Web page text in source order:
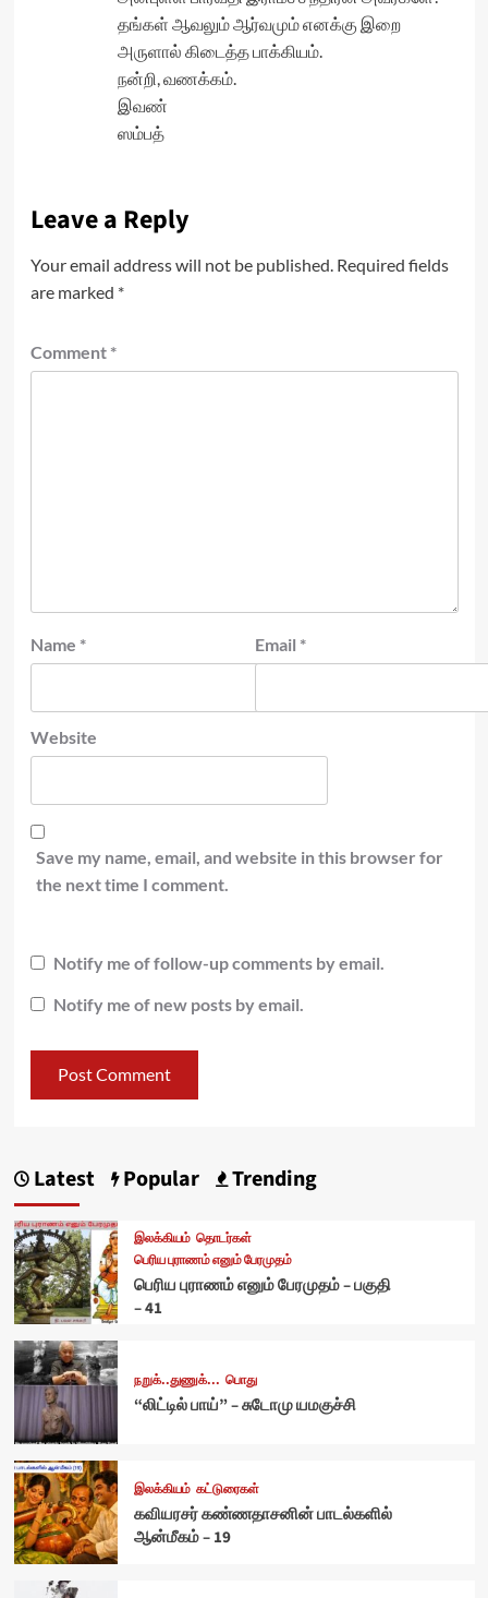
தங்கள் ஆவலும் ஆர்வமும் எனக்கு இறை
அருளால் கிடைத்த பாக்கியம்.
நன்றி, வணக்கம்.
இவண்
ஸம்பத்
Leave a Reply
Your email address will not be published. Required fields
are marked *
Comment *
Name * Email *
Website
Save my name, email, and website in this browser for
the next time I comment.
Notify me of follow-up comments by email.
Notify me of new posts by email.
Latest Popular Trending
இலக்கியம் தொடர்கள்
பெரிய புராணம் எனும் பேரமுதம்
பெரிய புராணம் எனும் பேரமுதம் – பகுதி
– 41
நறுக்..துணுக்... பொது
“லிட்டில் பாய்” – சுடோமு யமகுச்சி
இலக்கியம் கட்டுரைகள்
கவியரசர் கண்ணதாசனின் பாடல்களில்
ஆன்மீகம் – 19